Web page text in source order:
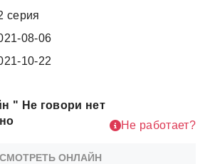
серия
08-06
10-22
" Не говори нет
СМОТРЕТЬ ОНЛАЙН
Не работает?